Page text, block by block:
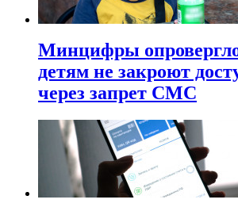
Минцифры
детям не закроют
через запрет СМС